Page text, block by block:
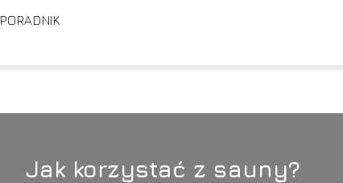
PORADNIK
Jak korzystać z sauny?